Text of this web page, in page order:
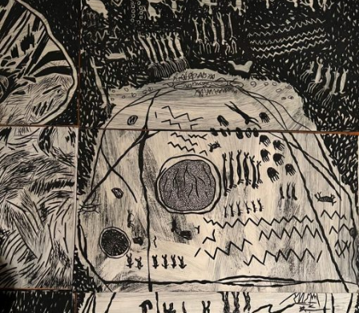
Configuración de cookies
Universidad de los Andes | Vigilada Mineducación.
Reconocimiento como universidad: Decreto 1297 del 30
de mayo de 1964. Reconocimiento de personería jurídica:
Resolución 28 del 23 de febrero de 1949, Minjusticia.
Acreditación institucional de alta calidad, 10 años:
Resolución 000194 del 16 de enero del 2025.
Ext. 2626
Posgrados
Ext. 4925
Educación
Continua
Ext. 4795